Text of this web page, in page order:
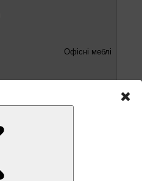
Офісні меблі